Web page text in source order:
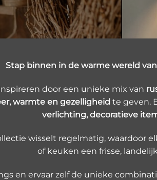
Stap binnen in de warme wereld
door een unieke mix van
warmte en gezelligheid te geven.
verlichting, decoratieve
wisselt regelmatig, waardoor
of keuken een frisse,
en ervaar zelf de unieke